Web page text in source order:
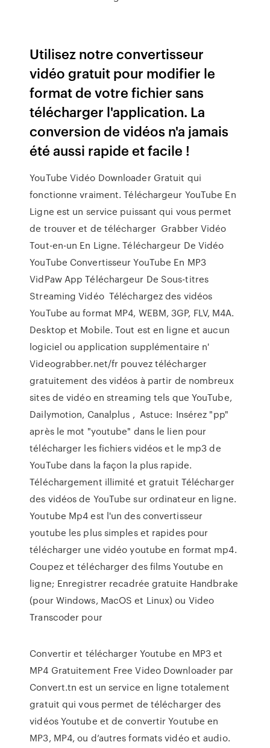
Utilisez notre convertisseur
vidéo gratuit pour modifier le
format de votre fichier sans
télécharger l'application. La
conversion de vidéos n'a jamais
été aussi rapide et facile !
YouTube Vidéo Downloader Gratuit qui
fonctionne vraiment. Téléchargeur YouTube En
Ligne est un service puissant qui vous permet
de trouver et de télécharger Grabber Vidéo
Tout-en-un En Ligne. Téléchargeur De Vidéo
YouTube Convertisseur YouTube En MP3
VidPaw App Téléchargeur De Sous-titres
Streaming Vidéo Téléchargez des vidéos
YouTube au format MP4, WEBM, 3GP, FLV, M4A.
Desktop et Mobile. Tout est en ligne et aucun
logiciel ou application supplémentaire n'
Videograbber.net/fr pouvez télécharger
gratuitement des vidéos à partir de nombreux
sites de vidéo en streaming tels que YouTube,
Dailymotion, Canalplus , Astuce: Insérez "pp"
après le mot "youtube" dans le lien pour
télécharger les fichiers vidéos et le mp3 de
YouTube dans la façon la plus rapide.
Téléchargement illimité et gratuit Télécharger
des vidéos de YouTube sur ordinateur en ligne.
Youtube Mp4 est l'un des convertisseur
youtube les plus simples et rapides pour
télécharger une vidéo youtube en format mp4.
Coupez et télécharger des films Youtube en
ligne; Enregistrer recadrée gratuite Handbrake
(pour Windows, MacOS et Linux) ou Video
Transcoder pour
Convertir et télécharger Youtube en MP3 et
MP4 Gratuitement Free Video Downloader par
Convert.tn est un service en ligne totalement
gratuit qui vous permet de télécharger des
vidéos Youtube et de convertir Youtube en
MP3, MP4, ou d’autres formats vidéo et audio.